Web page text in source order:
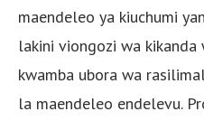
maendeleo ya kiuchumi
lakini viongozi wa kikanda
kwamba ubora wa
la maendeleo endelevu.